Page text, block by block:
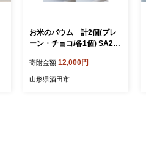
お米のバウム 計2個(プレ
ーン・チョコ/各1個) SA265
寄附金額 12,000円
山形県酒田市